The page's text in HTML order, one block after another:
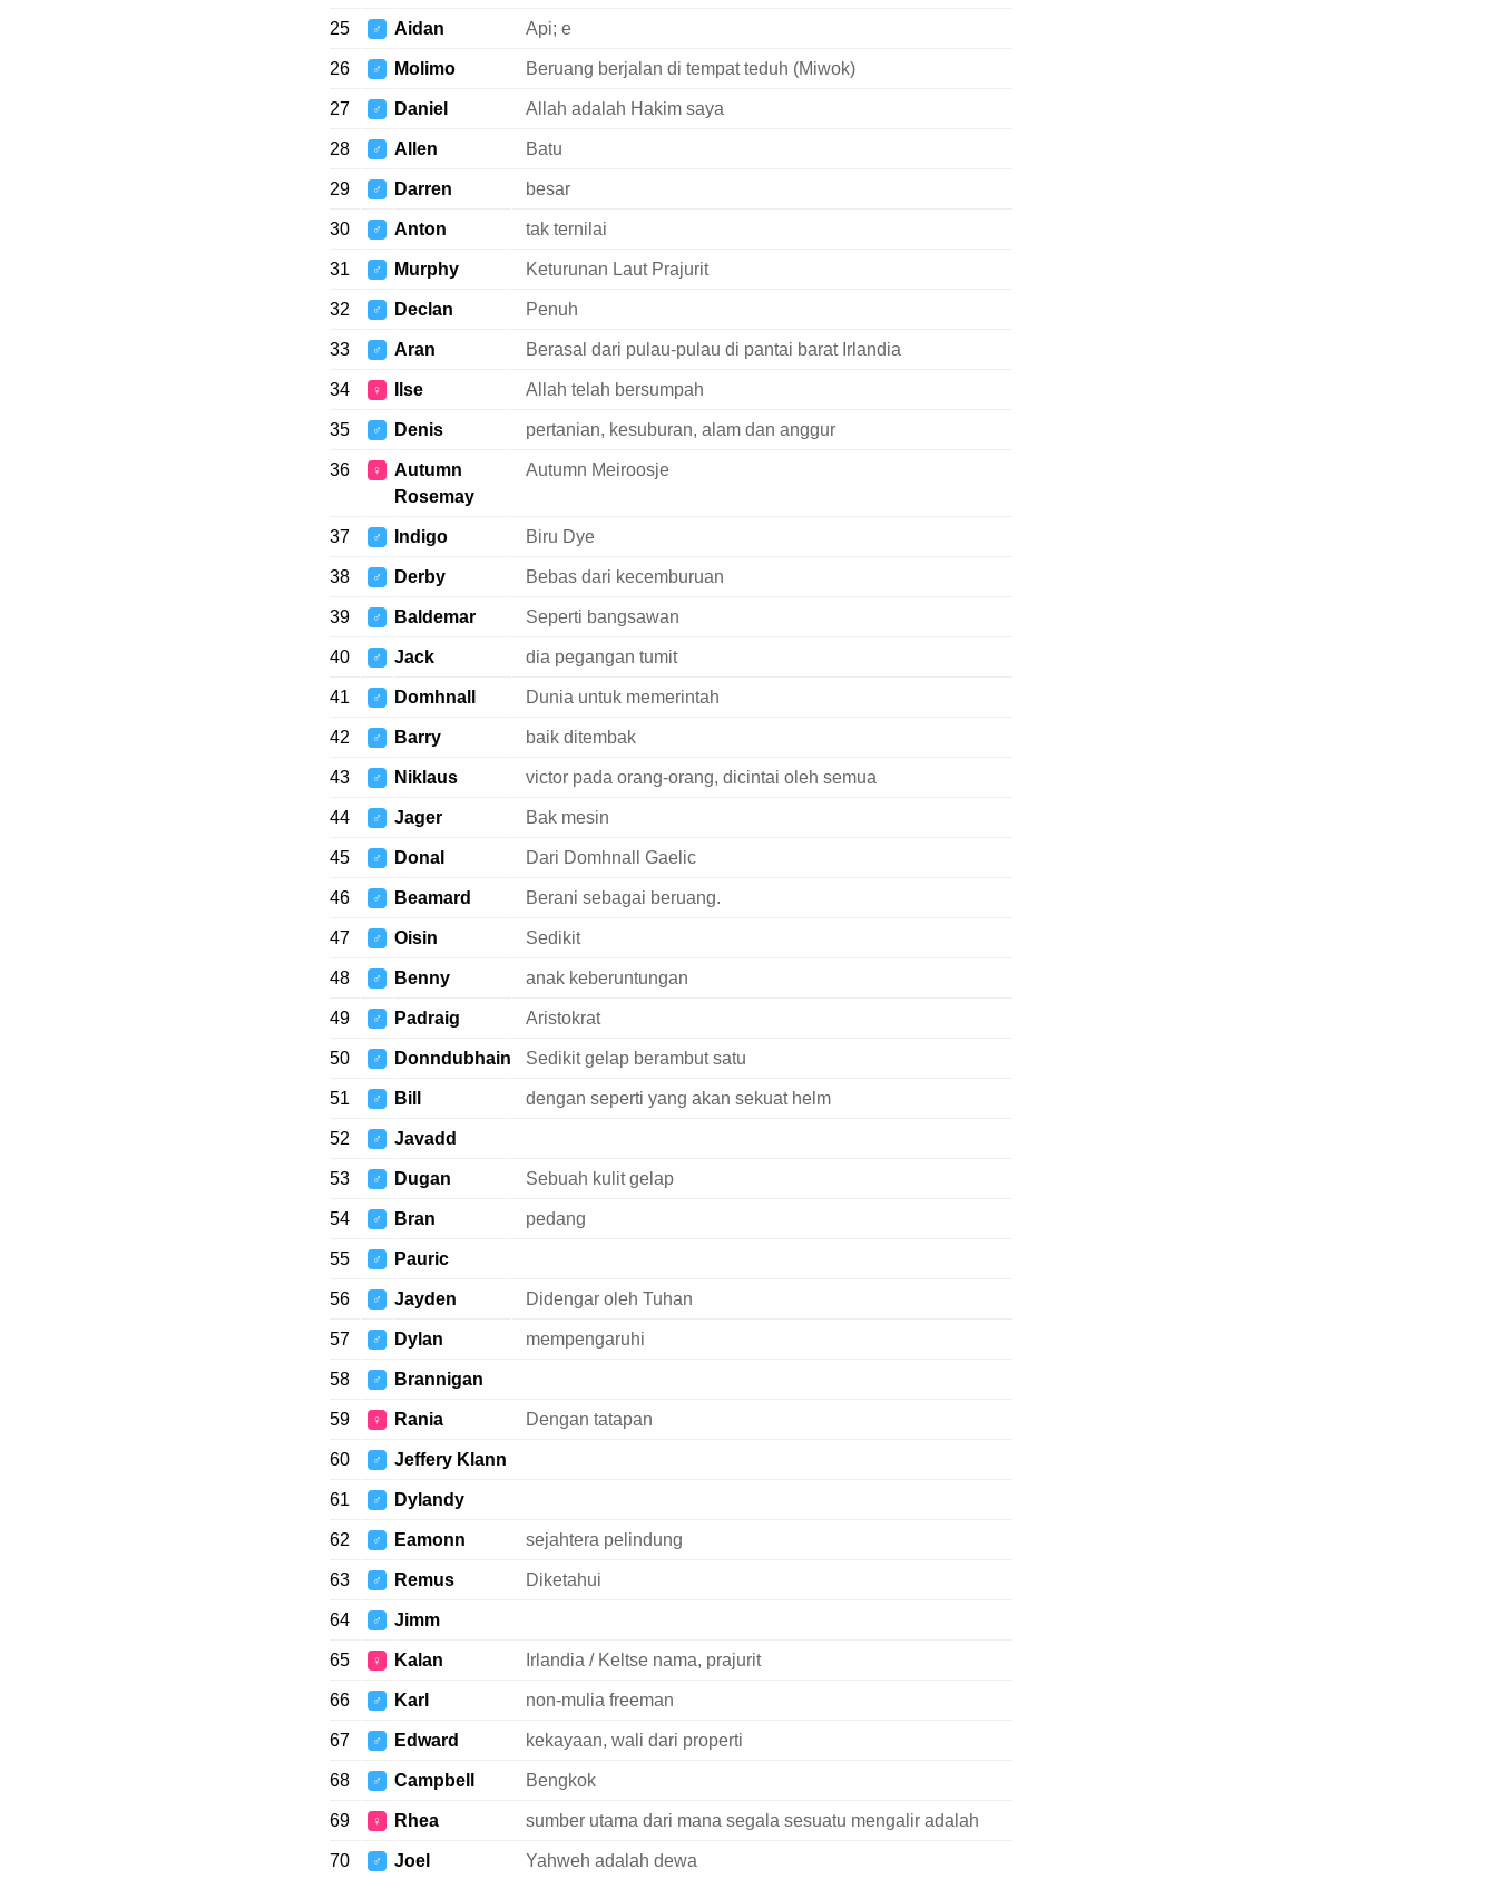
25 ♂ Aidan Api; e
26 ♂ Molimo Beruang berjalan di tempat teduh (Miwok)
27 ♂ Daniel Allah adalah Hakim saya
28 ♂ Allen Batu
29 ♂ Darren besar
30 ♂ Anton tak ternilai
31 ♂ Murphy Keturunan Laut Prajurit
32 ♂ Declan Penuh
33 ♂ Aran Berasal dari pulau-pulau di pantai barat Irlandia
34 ♀ Ilse Allah telah bersumpah
35 ♂ Denis pertanian, kesuburan, alam dan anggur
36 ♀
Autumn
Rosemay
Autumn Meiroosje
37 ♂ Indigo Biru Dye
38 ♂ Derby Bebas dari kecemburuan
39 ♂ Baldemar Seperti bangsawan
40 ♂ Jack dia pegangan tumit
41 ♂ Domhnall Dunia untuk memerintah
42 ♂ Barry baik ditembak
43 ♂ Niklaus victor pada orang-orang, dicintai oleh semua
44 ♂ Jager Bak mesin
45 ♂ Donal Dari Domhnall Gaelic
46 ♂ Beamard Berani sebagai beruang.
47 ♂ Oisin Sedikit
48 ♂ Benny anak keberuntungan
49 ♂ Padraig Aristokrat
50 ♂ Donndubhain Sedikit gelap berambut satu
51 ♂ Bill dengan seperti yang akan sekuat helm
52 ♂ Javadd
53 ♂ Dugan Sebuah kulit gelap
54 ♂ Bran pedang
55 ♂ Pauric
56 ♂ Jayden Didengar oleh Tuhan
57 ♂ Dylan mempengaruhi
58 ♂ Brannigan
59 ♀ Rania Dengan tatapan
60 ♂ Jeffery Klann
61 ♂ Dylandy
62 ♂ Eamonn sejahtera pelindung
63 ♂ Remus Diketahui
64 ♂ Jimm
65 ♀ Kalan Irlandia / Keltse nama, prajurit
66 ♂ Karl non-mulia freeman
67 ♂ Edward kekayaan, wali dari properti
68 ♂ Campbell Bengkok
69 ♀ Rhea sumber utama dari mana segala sesuatu mengalir adalah
70 ♂ Joel Yahweh adalah dewa